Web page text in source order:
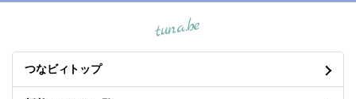
tuna.be
つなビィトップ